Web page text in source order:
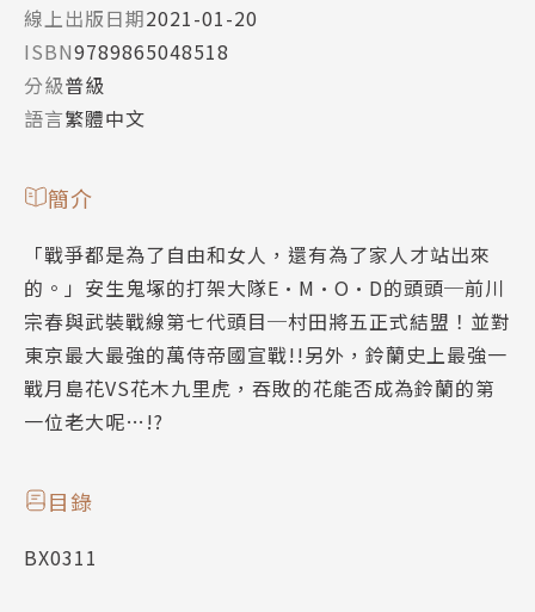
線上出版日期2021-01-20
ISBN9789865048518
分級普級
語言繁體中文
簡介
「戰爭都是為了自由和女人，還有為了家人才站出來
的。」安生鬼塚的打架大隊E•M•O•D的頭頭─前川
宗春與武裝戰線第七代頭目─村田將五正式結盟！並對
東京最大最強的萬侍帝國宣戰!!另外，鈴蘭史上最強一
戰月島花VS花木九里虎，吞敗的花能否成為鈴蘭的第
一位老大呢…!?
目錄
BX0311